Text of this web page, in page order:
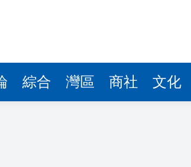
綜合 灣區 商社 文化